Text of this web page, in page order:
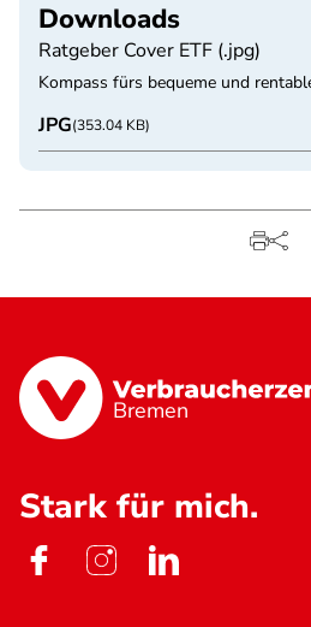
Downloads
Ratgeber Cover ETF (.jpg)
Kompass fürs bequeme und
JPG(353.04 KB)
Bremen
Stark für mich.